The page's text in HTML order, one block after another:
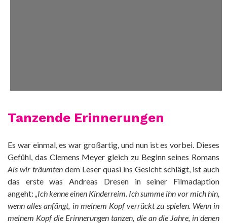
Tanzende Erinnerungen
Es war einmal, es war großartig, und nun ist es vorbei. Dieses
Gefühl, das Clemens Meyer gleich zu Beginn seines Romans
Als wir träumten dem Leser quasi ins Gesicht schlägt, ist auch
das erste was Andreas Dresen in seiner Filmadaption
angeht: „Ich kenne einen Kinderreim. Ich summe ihn vor mich hin,
wenn alles anfängt, in meinem Kopf verrückt zu spielen. Wenn in
meinem Kopf die Erinnerungen tanzen, die an die Jahre, in denen